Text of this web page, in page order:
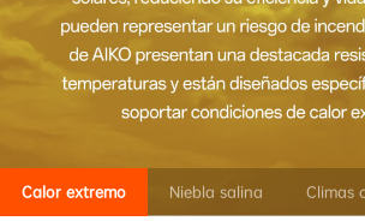
Calor extremo Niebla salina Climas